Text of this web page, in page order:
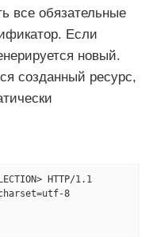
все обязательные
Если
новый.
созданный ресурс,
HTTP/1.1
8